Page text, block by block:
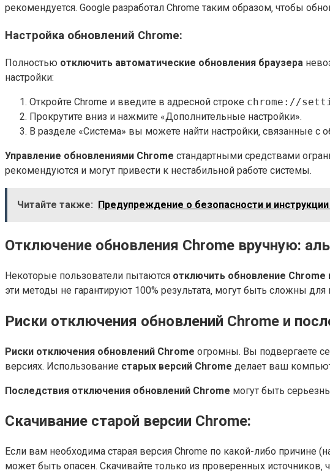
рекомендуется. Google разработал Chrome таким образом‚ чтобы
Настройка обновлений Chrome:
Полностью отключить автоматические обновления браузера
настройки:
Откройте Chrome и введите в адресной строке chrome://
Прокрутите вниз и нажмите «Дополнительные настройки».
В разделе «Система» вы можете найти настройки‚ связанные
Управление обновлениями Chrome стандартными средствами
рекомендуются и могут привести к нестабильной работе системы.
Читайте также: Предупреждение о безопасности и
Отключение обновления Chrome вручную:
Некоторые пользователи пытаются отключить обновление Chrome
эти методы не гарантируют 100% результата‚ могут быть сложны
Риски отключения обновлений Chrome и
Риски отключения обновлений Chrome огромны. Вы подвергаете
версиях. Использование старых версий Chrome делает ваш
Последствия отключения обновлений Chrome могут быть
Скачивание старой версии Chrome:
Если вам необходима старая версия Chrome по какой-либо
может быть опасен. Скачивайте только из проверенных